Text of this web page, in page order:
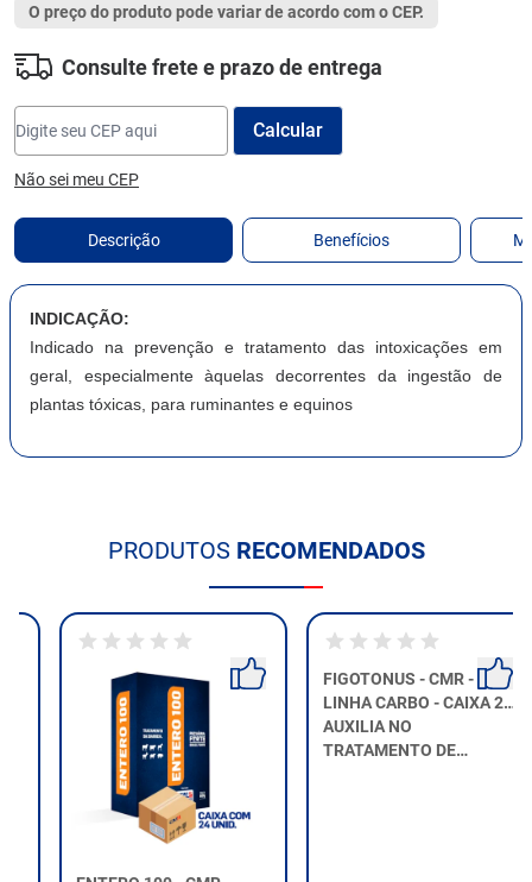
O preço do produto pode variar de acordo com o CEP.
Consulte frete e prazo de entrega
Não sei meu CEP
Descrição Benefícios
INDICAÇÃO:
Indicado na prevenção e tratamento das intoxicações em
geral, especialmente àquelas decorrentes da ingestão de
plantas tóxicas, para ruminantes e equinos
PRODUTOS RECOMENDADOS